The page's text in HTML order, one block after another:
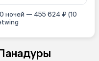
ночей — 455 624 ₽ (10